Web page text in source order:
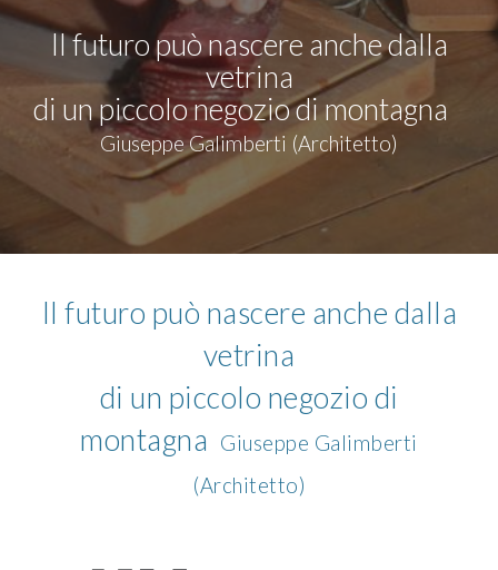
Il futuro può nascere anche dalla
vetrina
di un piccolo negozio di montagna
Giuseppe Galimberti (Architetto)
Il futuro può nascere anche dalla
vetrina
di un piccolo negozio di
montagna
Giuseppe Galimberti
(Architetto)